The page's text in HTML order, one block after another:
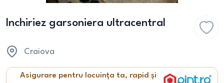
Inchiriez garsoniera ultracentral
Craiova
Asigurare pentru locuința ta, rapid și